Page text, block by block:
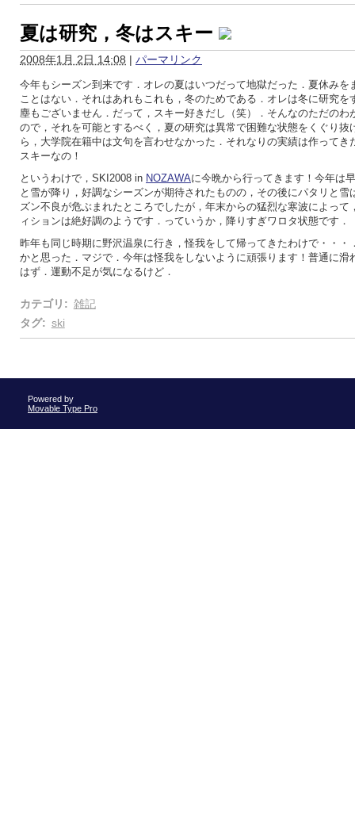
夏は研究，冬はスキー
2008年1月 2日 14:08 | パーマリンク
今年もシーズン到来です．オレの夏はいつだって地獄だった．夏休みを
ことはない．それはあれもこれも，冬のためである．オレは冬に研究を
塵もございません．だって，スキー好きだし（笑）．そんなのただのわ
ので，それを可能とするべく，夏の研究は異常で困難な状態をくぐり抜
ら，大学院在籍中は文句を言わせなかった．それなりの実績は作ってき
スキーなの！
というわけで，SKI2008 in NOZAWAに今晩から行ってきます！今年は
と雪が降り，好調なシーズンが期待されたものの，その後にパタリと雪
ズン不良が危ぶまれたところでしたが，年末からの猛烈な寒波によって
ィションは絶好調のようです．っていうか，降りすぎワロタ状態です．
昨年も同じ時期に野沢温泉に行き，怪我をして帰ってきたわけで・・・
かと思った．マジで．今年は怪我をしないように頑張ります！普通に滑
はず．運動不足が気になるけど．
カテゴリ : 雑記
タグ: ski
Powered by
Movable Type Pro